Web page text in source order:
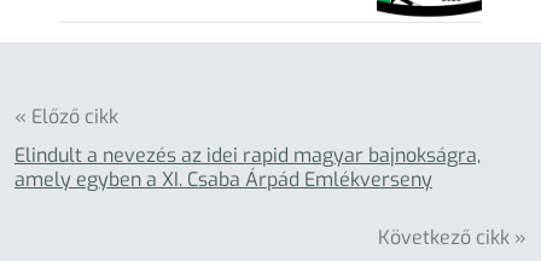
« Előző cikk
Elindult a nevezés az idei rapid magyar bajnokságra,
amely egyben a XI. Csaba Árpád Emlékverseny
Következő cikk »